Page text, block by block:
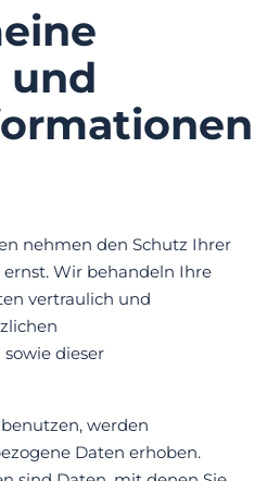
und
nehmen den Schutz Ihrer
Wir behandeln Ihre
vertraulich und
dieser
werden
Daten erhoben.